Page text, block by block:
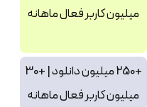
میلیون کاربر فعال ماهانه
+250 میلیون دانلود | +30
میلیون کاربر فعال ماهانه